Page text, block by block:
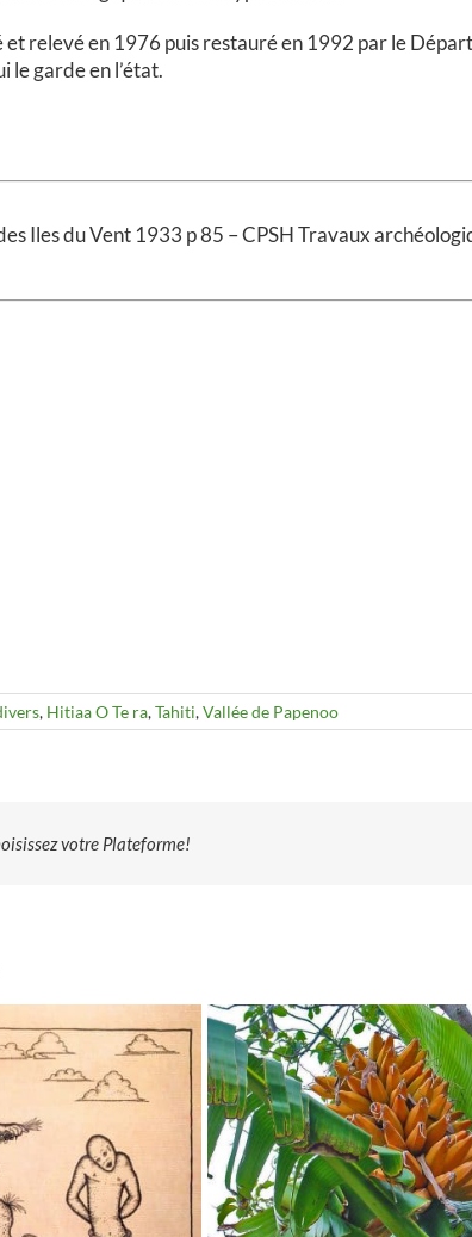
relevé en 1976 puis restauré en 1992 par le
le garde en l’état.
Iles du Vent 1933 p 85 – CPSH Travaux
, Hitiaa O Te ra,Tahiti,Vallée de Papenoo
votre Plateforme!